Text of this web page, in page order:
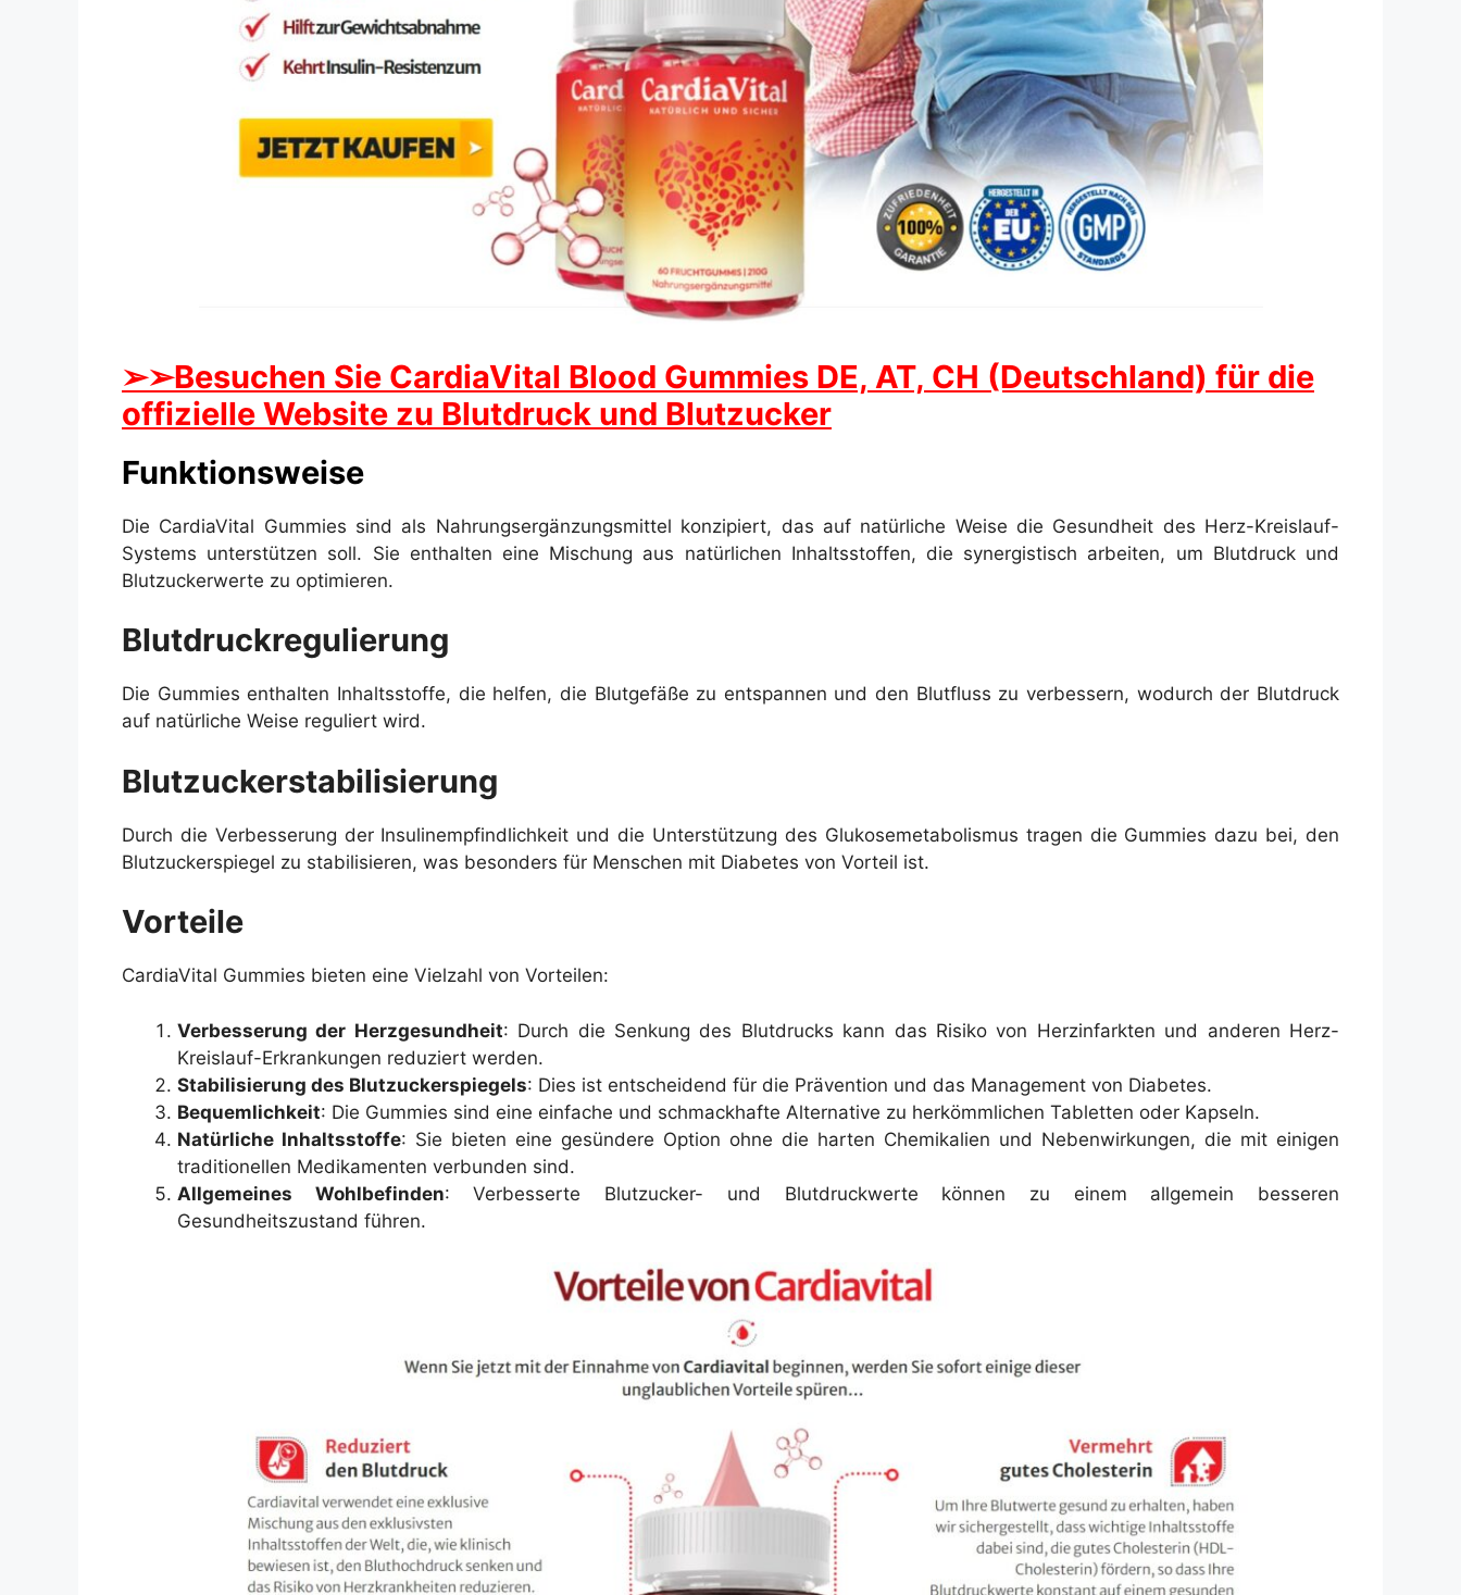
➢➢Besuchen Sie CardiaVital Blood Gummies DE, AT, CH (Deutschland) für die
offizielle Website zu Blutdruck und Blutzucker
Funktionsweise
Die CardiaVital Gummies sind als Nahrungsergänzungsmittel konzipiert, das auf natürliche Weise die Gesundheit des Herz-Kreislauf-
Systems unterstützen soll. Sie enthalten eine Mischung aus natürlichen Inhaltsstoffen, die synergistisch arbeiten, um Blutdruck und
Blutzuckerwerte zu optimieren.
Blutdruckregulierung
Die Gummies enthalten Inhaltsstoffe, die helfen, die Blutgefäße zu entspannen und den Blutfluss zu verbessern, wodurch der Blutdruck
auf natürliche Weise reguliert wird.
Blutzuckerstabilisierung
Durch die Verbesserung der Insulinempfindlichkeit und die Unterstützung des Glukosemetabolismus tragen die Gummies dazu bei, den
Blutzuckerspiegel zu stabilisieren, was besonders für Menschen mit Diabetes von Vorteil ist.
Vorteile
CardiaVital Gummies bieten eine Vielzahl von Vorteilen:
Verbesserung der Herzgesundheit: Durch die Senkung des Blutdrucks kann das Risiko von Herzinfarkten und anderen Herz-
Kreislauf-Erkrankungen reduziert werden.
Stabilisierung des Blutzuckerspiegels: Dies ist entscheidend für die Prävention und das Management von Diabetes.
Bequemlichkeit: Die Gummies sind eine einfache und schmackhafte Alternative zu herkömmlichen Tabletten oder Kapseln.
Natürliche Inhaltsstoffe: Sie bieten eine gesündere Option ohne die harten Chemikalien und Nebenwirkungen, die mit einigen
traditionellen Medikamenten verbunden sind.
Allgemeines Wohlbefinden: Verbesserte Blutzucker- und Blutdruckwerte können zu einem allgemein besseren
Gesundheitszustand führen.